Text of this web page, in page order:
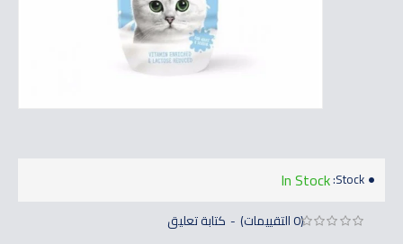
Stock:
In Stock
(0 التقييمات) - كتابة تعليق